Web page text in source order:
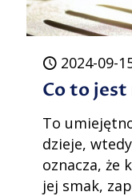
2024-09-
Co to
To
dzieje,
oznacza, że
jej smak,